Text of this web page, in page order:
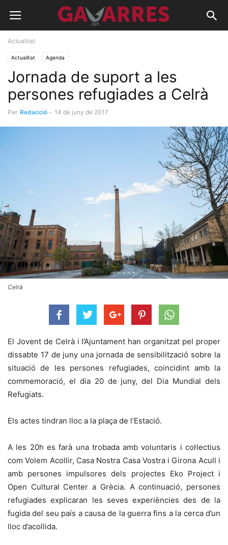
Actualitat
Actualitat Agenda
Jornada de suport a les
persones refugiades a Celrà
Per Redacció - 14 de juny de 2017
Celrà
El Jovent de Celrà i l’Ajuntament han organitzat pel proper
dissabte 17 de juny una jornada de sensibilització sobre la
situació de les persones refugiades, coincidint amb la
commemoració, el dia 20 de juny, del Dia Mundial dels
Refugiats.
Els actes tindran lloc a la plaça de l’Estació.
A les 20h es farà una trobada amb voluntaris i col·lectius
com Volem Acollir, Casa Nostra Casa Vostra i Girona Acull i
amb persones impulsores dels projectes Eko Project i
Open Cultural Center a Grècia. A continuació, persones
refugiades explicaran les seves experiències des de la
fugida del seu país a causa de la guerra fins a la cerca d’un
lloc d’acollida.